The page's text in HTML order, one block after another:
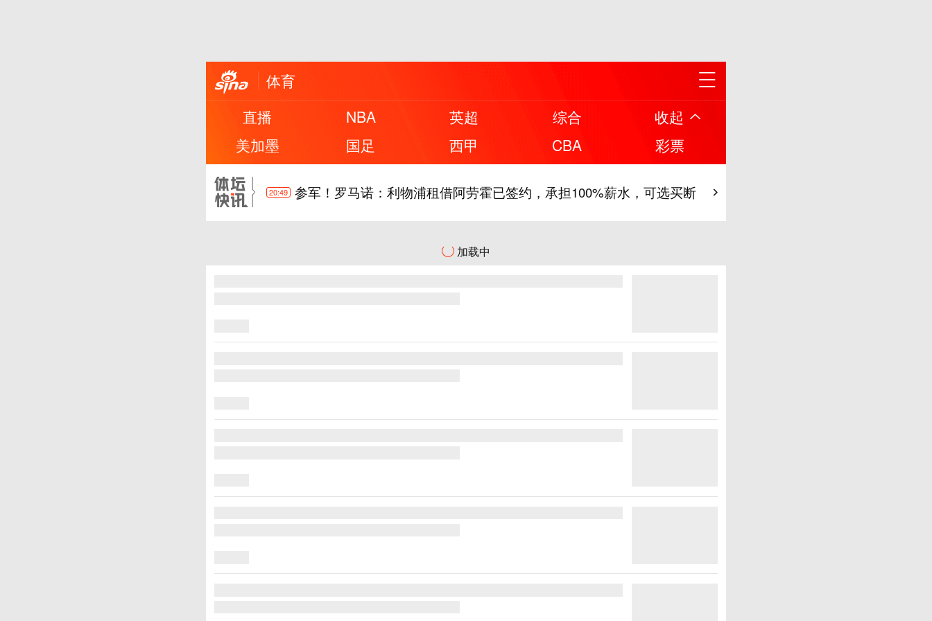
体育
直播
NBA 英超 综合
收起
美加墨
国足 西甲 CBA 彩票
21:23
14:58 好兄弟！德保罗球衣内再套梅西球衣，进球后脱衣展示10号支持好友
22:08 梅西父亲去世，曾陪伴他走到世界之巅
20:49 参军！罗马诺：利物浦租借阿劳霍已签约，承担100%薪水，可选买断
加载中